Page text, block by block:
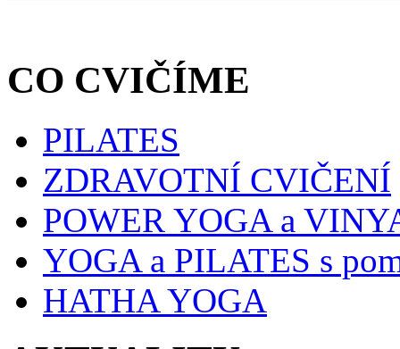
CO CVIČÍME
PILATES
ZDRAVOTNÍ CVIČENÍ
POWER YOGA a
YOGA a PILATES s
HATHA YOGA